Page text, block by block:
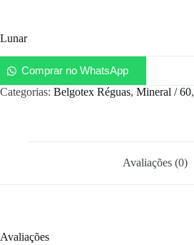
Lunar
Comprar no WhatsApp
Categorias: Belgotex Réguas, Mineral / 60,
Avaliações (0)
Avaliações